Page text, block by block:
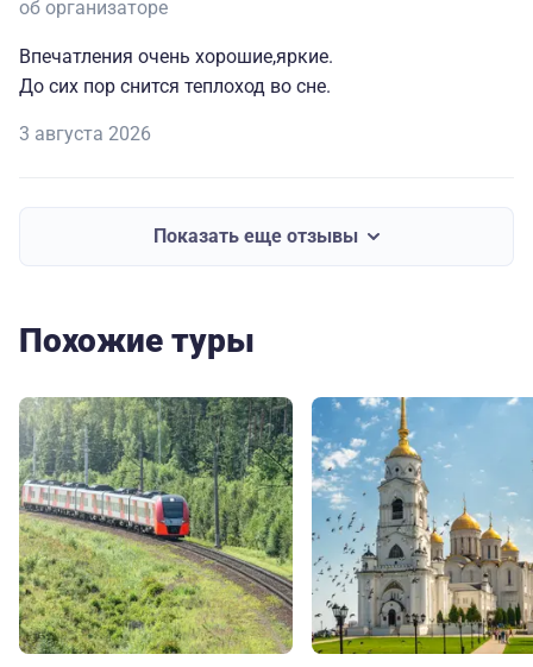
об организаторе
Впечатления очень хорошие,яркие.
До сих пор снится теплоход во сне.
3 августа 2026
Показать еще отзывы
Похожие туры